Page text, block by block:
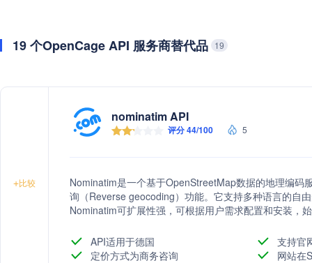
19 个OpenCage API 服务商替代品 19
+比较
nominatim API
评分 44/100 5
Nominatim是一个基于OpenStreetMap数据的地理编码
询（Reverse geocoding）功能。它支持多种语言的自
Nominatim可扩展性强，可根据用户需求配置和安装，
API适用于德国
支持官
定价方式为商务咨询
网站在